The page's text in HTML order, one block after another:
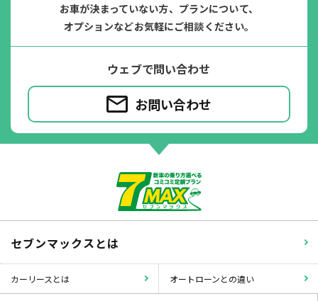
お車が決まっていない方、プランについて、
オプションなどお気軽にご相談ください。
ウェブで問い合わせ
お問い合わせ
セブンマックスとは
カーリースとは オートローンとの違い